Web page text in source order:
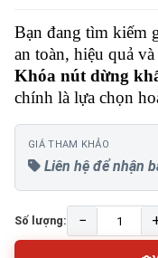
Bạn đang tìm kiếm
an toàn, hiệu quả
Khóa nút dừng
chính là lựa chọn
GIÁ THAM KHẢO
Liên hệ để nhận
Số lượng: −